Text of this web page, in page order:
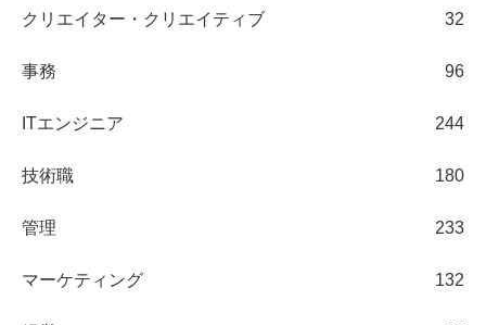
クリエイター・クリエイティブ 32
事務 96
ITエンジニア 244
技術職 180
管理 233
マーケティング 132